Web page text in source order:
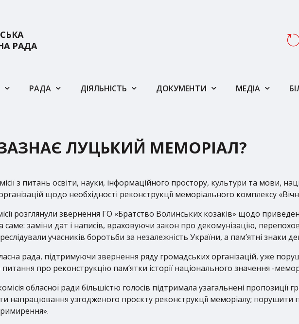
РАДА
РАДА ДІЯЛЬНІСТЬ ДОКУМЕНТИ МЕДІА
ЛУЦЬКИЙ МЕМОРІАЛ?
з питань освіти, науки, інформаційного простору, культури та мови,
щодо необхідності реконструкції меморіального комплексу
розглянули звернення ГО «Братство Волинських козаків» щодо
саме: заміни дат і написів, враховуючи закон про декомунізацію,
учасників боротьби за незалежність України, а пам’ятні знаки
рада, підтримуючи звернення ряду громадських організацій, уже
про реконструкцію пам’ятки історії національного значення -
обласної ради більшістю голосів підтримала узагальнені пропозиції
напрацювання узгодженого проєкту реконструкції меморіалу;